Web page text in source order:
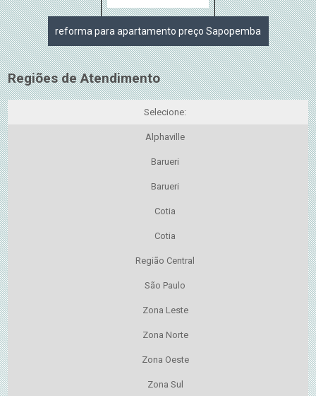
reforma para apartamento preço Sapopemba
Regiões de Atendimento
Selecione:
Alphaville
Barueri
Barueri
Cotia
Cotia
Região Central
São Paulo
Zona Leste
Zona Norte
Zona Oeste
Zona Sul